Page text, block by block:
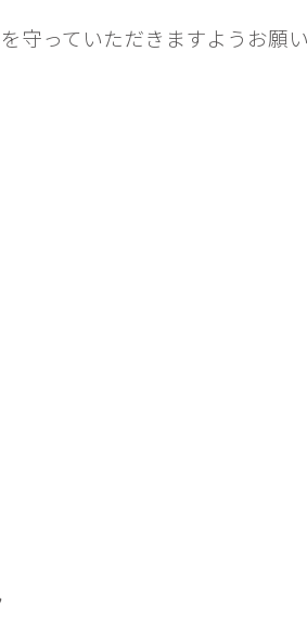
っていただきますようお願い